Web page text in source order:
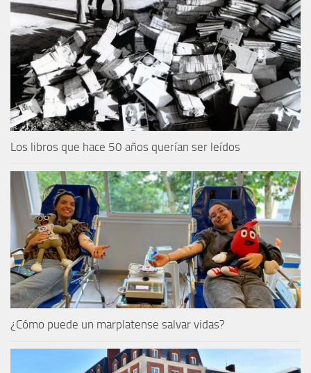
Los libros que hace 50 años querían ser leídos
¿Cómo puede un marplatense salvar vidas?